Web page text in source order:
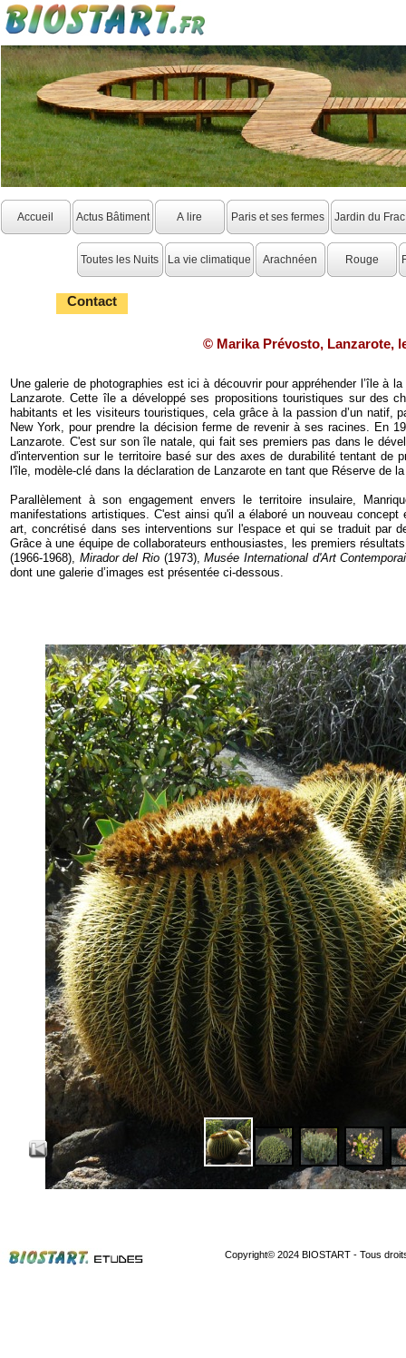
Contact
Une galerie de photographies est ici à découvrir pour appréhender l’île à
Lanzarote. Cette île a développé ses propositions touristiques sur des
habitants et les visiteurs touristiques, cela grâce à la passion d’un natif,
New York, pour prendre la décision ferme de revenir à ses racines. En
Lanzarote. C'est sur son île natale, qui fait ses premiers pas dans le
d'intervention sur le territoire basé sur des axes de durabilité tentant de
l'île, modèle-clé dans la déclaration de Lanzarote en tant que Réserve de
Parallèlement à son engagement envers le territoire insulaire,
manifestations artistiques. C'est ainsi qu'il a élaboré un nouveau concept
art, concrétisé dans ses interventions sur l'espace et qui se traduit par
Grâce à une équipe de collaborateurs enthousiastes, les premiers
(1966-1968), Mirador del Rio(1973),Musée International d'Art
dont une galerie d’images est présentée ci-dessous.
© Marika Prévosto, Lanzarote,
Copyright© 2024 BIOSTART -Tous
Accueil Actus Bâtiment A lire Paris et ses fermes Jardin du
Toutes les Nuits La vie climatique Arachnéen Rouge